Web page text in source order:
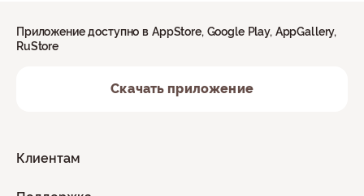
Клиентам
Приложение доступно в AppStore, Google Play, AppGallery,
RuStore
Скачать приложение